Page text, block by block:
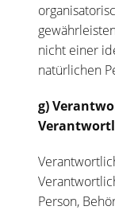
nicht einer
natürlichen
g)
Person,